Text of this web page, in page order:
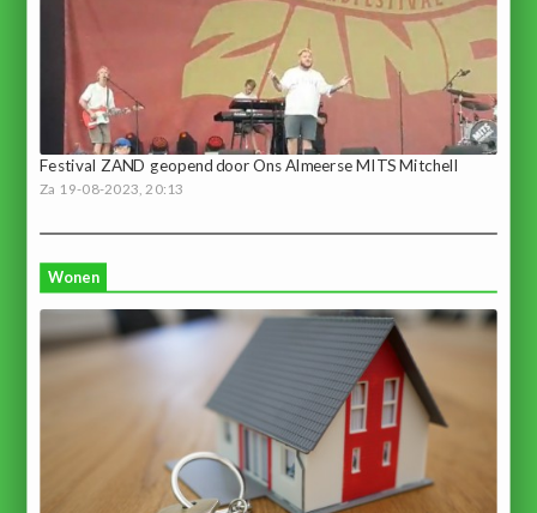
Festival ZAND geopend door Ons Almeerse MITS Mitchell
Za 19-08-2023, 20:13
Wonen